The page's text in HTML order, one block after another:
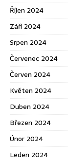
Říjen 2024
Září 2024
Srpen 2024
Červenec 2024
Červen 2024
Květen 2024
Duben 2024
Březen 2024
Únor 2024
Leden 2024